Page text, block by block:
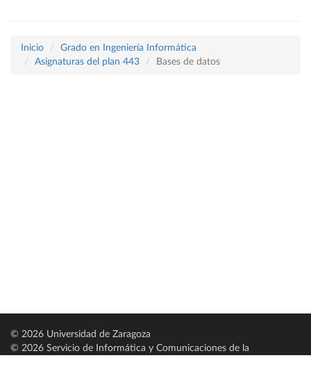
Inicio
Grado en Ingeniería Informática
Asignaturas del plan 443
Bases de datos
© 2026 Universidad de Zaragoza
© 2026 Servicio de Informática y Comunicaciones de la